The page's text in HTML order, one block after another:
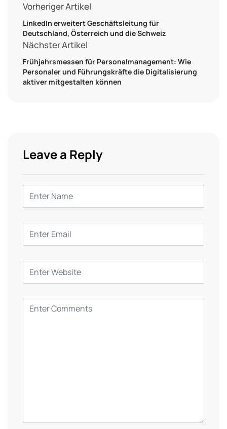
Vorheriger Artikel
LinkedIn erweitert Geschäftsleitung für
Deutschland, Österreich und die Schweiz
Nächster Artikel
Frühjahrsmessen für Personalmanagement: Wie
Personaler und Führungskräfte die Digitalisierung
aktiver mitgestalten können
Leave a Reply